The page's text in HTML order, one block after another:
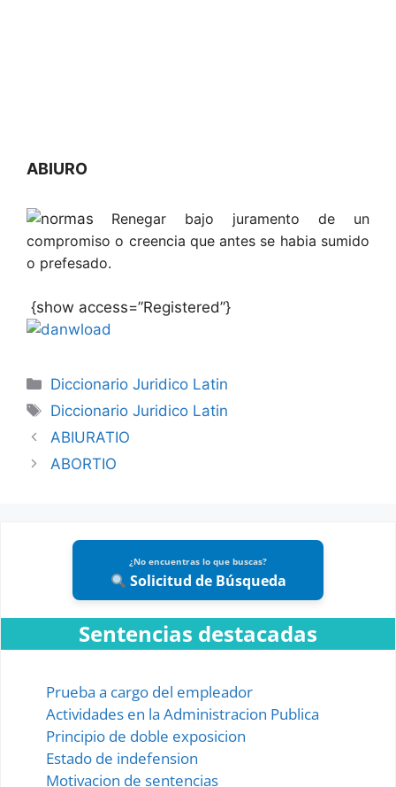
ABIURO
Renegar bajo juramento de un
compromiso o creencia que antes se habia sumido
o prefesado.
{show access=”Registered”}
Categories
Diccionario Juridico Latin
Tags
Diccionario Juridico Latin
ABIURATIO
ABORTIO
¿No encuentras lo que buscas?
Solicitud de Búsqueda
Sentencias destacadas
Prueba a cargo del empleador
Actividades en la Administracion Publica
Principio de doble exposicion
Estado de indefension
Motivacion de sentencias